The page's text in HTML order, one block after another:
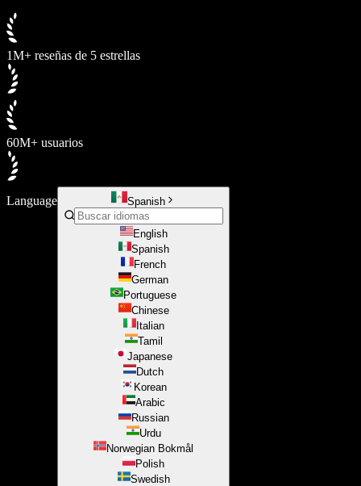
1M+ reseñas de 5 estrellas
60M+ usuarios
Language Spanish
English
Spanish
French
German
Portuguese
Chinese
Italian
Tamil
Japanese
Dutch
Korean
Arabic
Russian
Urdu
Norwegian Bokmål
Polish
Swedish